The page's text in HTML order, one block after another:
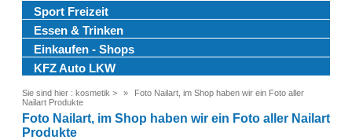
Sport Freizeit
Essen & Trinken
Einkaufen - Shops
KFZ Auto LKW
Sie sind hier : kosmetik >
Foto Nailart, im Shop haben wir ein Foto aller
Nailart Produkte
Foto Nailart, im Shop haben wir ein Foto aller Nailart
Produkte